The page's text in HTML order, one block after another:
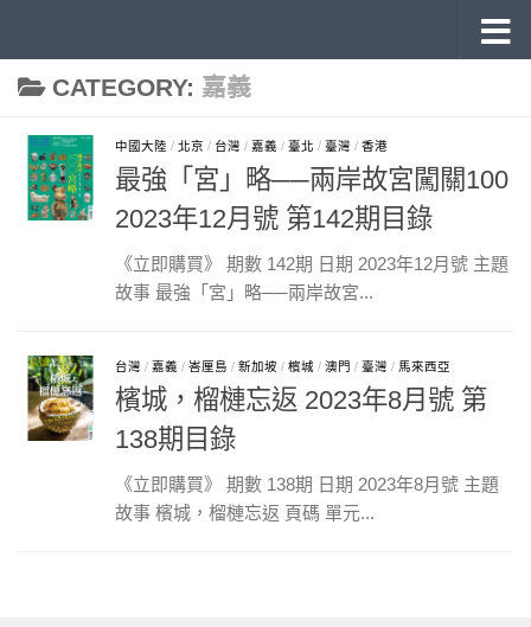
CATEGORY: 嘉義
中國大陸 / 北京 / 台灣 / 嘉義 / 臺北 / 臺灣 / 香港
最強「宮」略──兩岸故宮闖關100
2023年12月號 第142期目錄
《立即購買》 期數 142期 日期 2023年12月號 主題
故事 最強「宮」略──兩岸故宮...
台灣 / 嘉義 / 峇厘島 / 新加坡 / 檳城 / 澳門 / 臺灣 / 馬來西亞
檳城，榴槤忘返 2023年8月號 第
138期目錄
《立即購買》 期數 138期 日期 2023年8月號 主題
故事 檳城，榴槤忘返 頁碼 單元...